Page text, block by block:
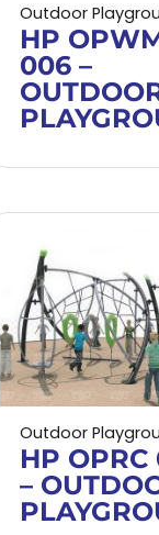
Outdoor
HP
006 –
Outdoor
HP OPRC
–